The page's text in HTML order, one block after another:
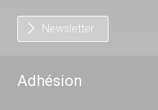
Newsletter
Adhésion